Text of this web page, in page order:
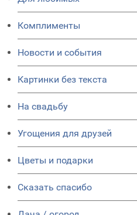
Комплименты
Новости и события
Картинки без текста
На свадьбу
Угощения для друзей
Цветы и подарки
Сказать спасибо